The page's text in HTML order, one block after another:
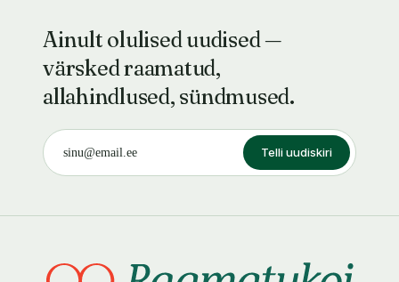
Ainult olulised uudised —
värsked raamatud,
allahindlused, sündmused.
Telli uudiskiri